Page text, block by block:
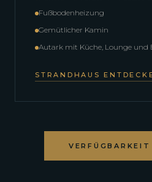
Fußbodenheizung
Gemütlicher Kamin
Autark mit Küche, Lounge und
STRANDHAUS
VERFÜGBARKEIT